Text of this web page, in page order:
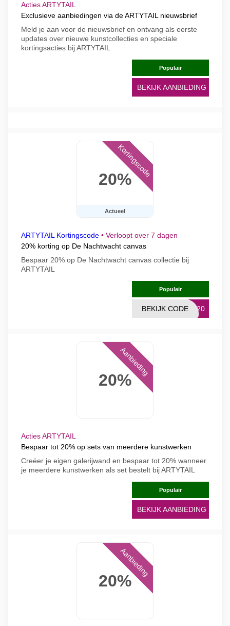
Acties ARTYTAIL
Exclusieve aanbiedingen via de ARTYTAIL nieuwsbrief
Meld je aan voor de nieuwsbrief en ontvang als eerste
updates over nieuwe kunstcollecties en speciale
kortingsacties bij ARTYTAIL
Populair
BEKIJK AANBIEDING
20%
Actueel
Kortingscode
ARTYTAIL Kortingscode • Verloopt over 7 dagen
20% korting op De Nachtwacht canvas
Bespaar 20% op De Nachtwacht canvas collectie bij
ARTYTAIL
Populair
HT20
BEKIJK CODE
20%
Aanbieding
Acties ARTYTAIL
Bespaar tot 20% op sets van meerdere kunstwerken
Creëer je eigen galerijwand en bespaar tot 20% wanneer
je meerdere kunstwerken als set bestelt bij ARTYTAIL
Populair
BEKIJK AANBIEDING
20%
Aanbieding